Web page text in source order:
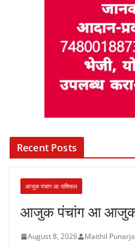
Recent Posts
आजुक पंचांग आ राशिफल
आजुक पंचांग आ आजुक
August 8, 2026 Maithil